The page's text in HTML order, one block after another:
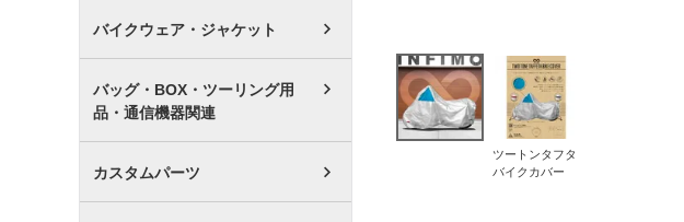
バイクウェア・ジャケット
バッグ・BOX・ツーリング用
品・通信機器関連
カスタムパーツ
ツートンタフタ
バイクカバー